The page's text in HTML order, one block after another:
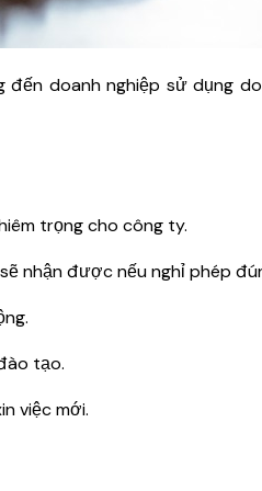
doanh nghiệp sử dụng
trọng cho công ty.
nhận được nếu nghỉ phép
tạo.
việc mới.